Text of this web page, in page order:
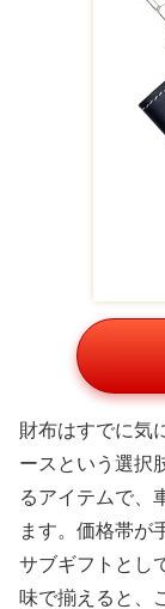
財布はすでに気
ースという選択
るアイテムで、
ます。価格帯が
サブギフトとし
味で揃えると、